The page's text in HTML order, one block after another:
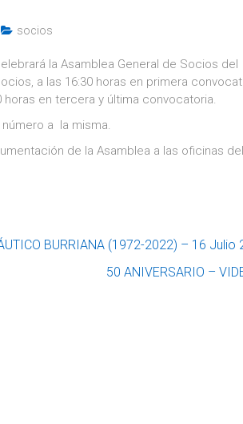
socios
la Asamblea General de Socios
a las 16:30 horas en primera
en tercera y última convocatoria.
a la misma.
de la Asamblea a las oficinas
BURRIANA (1972-2022) – 16 Julio
50 ANIVERSARIO –